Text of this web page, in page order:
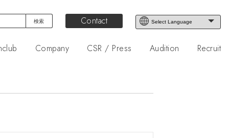
Contact
Company CSR / Press Audition Recruit